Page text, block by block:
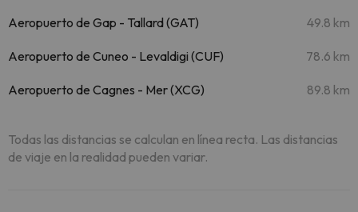
Aeropuerto de Gap - Tallard (GAT) 49.8 km
Aeropuerto de Cuneo - Levaldigi (CUF) 78.6 km
Aeropuerto de Cagnes - Mer (XCG) 89.8 km
Todas las distancias se calculan en línea recta. Las distancias
de viaje en la realidad pueden variar.